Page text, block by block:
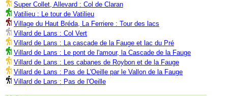
Super Collet, Allevard : Col de Claran
Vatilieu : Le tour de Vatilieu
Village du Haut Bréda, La Ferriere : Tour des lacs
Villard de Lans : Col Vert
Villard de Lans : La cascade de la Fauge et lac du Pré
Villard de Lans : Le pont de l'amour, la Cascade de la Fauge
Villard de Lans : Les cabanes de Roybon et de la Fauge
Villard de Lans : Pas de L'Oeille par le Vallon de la Fauge
Villard de Lans : Pas de l'Oeille